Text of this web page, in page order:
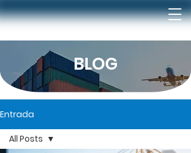
BLOG
Entrada
All Posts